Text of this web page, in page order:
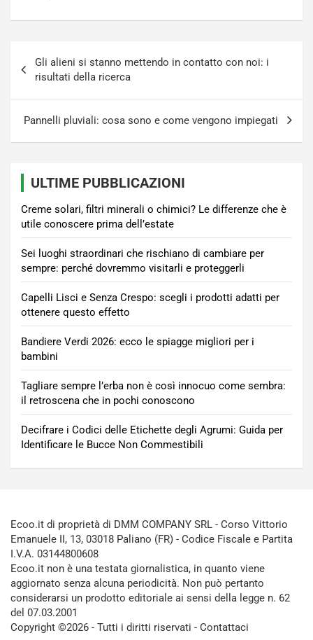
articoli
Gli alieni si stanno mettendo in contatto con noi: i
risultati della ricerca
Pannelli pluviali: cosa sono e come vengono impiegati
ULTIME PUBBLICAZIONI
Creme solari, filtri minerali o chimici? Le differenze che è
utile conoscere prima dell’estate
Sei luoghi straordinari che rischiano di cambiare per
sempre: perché dovremmo visitarli e proteggerli
Capelli Lisci e Senza Crespo: scegli i prodotti adatti per
ottenere questo effetto
Bandiere Verdi 2026: ecco le spiagge migliori per i
bambini
Tagliare sempre l’erba non è così innocuo come sembra:
il retroscena che in pochi conoscono
Decifrare i Codici delle Etichette degli Agrumi: Guida per
Identificare le Bucce Non Commestibili
Ecoo.it di proprietà di DMM COMPANY SRL - Corso Vittorio
Emanuele II, 13, 03018 Paliano (FR) - Codice Fiscale e Partita
I.V.A. 03144800608
Ecoo.it non è una testata giornalistica, in quanto viene
aggiornato senza alcuna periodicità. Non può pertanto
considerarsi un prodotto editoriale ai sensi della legge n. 62
del 07.03.2001
Copyright ©2026 - Tutti i diritti riservati - Contattaci